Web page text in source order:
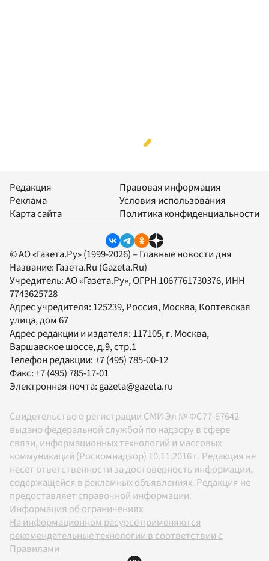
Редакция
Реклама
Карта сайта
Правовая информация
Условия использования
Политика конфиденциальности
© АО «Газета.Ру» (1999-2026) – Главные новости дня
Название: Газета.Ru (Gazeta.Ru)
Учредитель:АО «Газета.Ру», ОГРН 1067761730376, ИНН
7743625728
Адрес учредителя: 125239, Россия, Москва, Коптевская
улица, дом 67
Адрес редакции и издателя: 117105, г. Москва,
Варшавское шоссе, д.9, стр.1
Телефон редакции:+7 (495) 785-00-12
Факс:+7 (495) 785-17-01
Электронная почта: gazeta@gazeta.ru
Свидетельство о регистрации СМИ Эл № ФС77-67642
выдано федеральной службой по надзору в сфере
связи, информационных технологий и массовых
коммуникаций (Роскомнадзор) 10.11.2016 г. Редакция не
несет ответственности за достоверность информации,
содержащейся в рекламных объявлениях. Редакция не
предоставляет справочной информации.
Информация об ограничениях
На информационном ресурсе применяются
рекомендательные технологии в соответствии с
Правилами